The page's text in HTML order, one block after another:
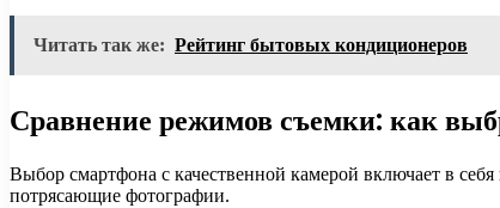
Читать так же: Рейтинг бытовых кондиционеров
Сравнение режимов съемки: как
Выбор смартфона с качественной камерой включает в
потрясающие фотографии.